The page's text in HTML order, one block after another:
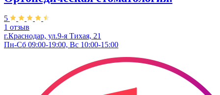
5
1 отзыв
г.Краснодар, ул.9-я Тихая, 21
Пн-Сб 09:00-19:00, Вс 10:00-15:00